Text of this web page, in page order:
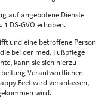
auf angebotene Dienste
DS-GVO erhoben.
und eine betroffene Person
bei der med. Fußpflege
kann sie sich hierzu
Verantwortlichen
Feet wird veranlassen,
wird.